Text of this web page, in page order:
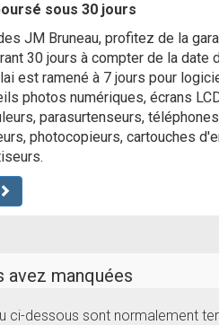
sous 30 jours
JM Bruneau, profitez de la
30 jours à compter de la date
est ramené à 7 jours pour
photos numériques, écrans
parasurtenseurs,
photocopieurs, cartouches
manquées
ci-dessous sont normalement